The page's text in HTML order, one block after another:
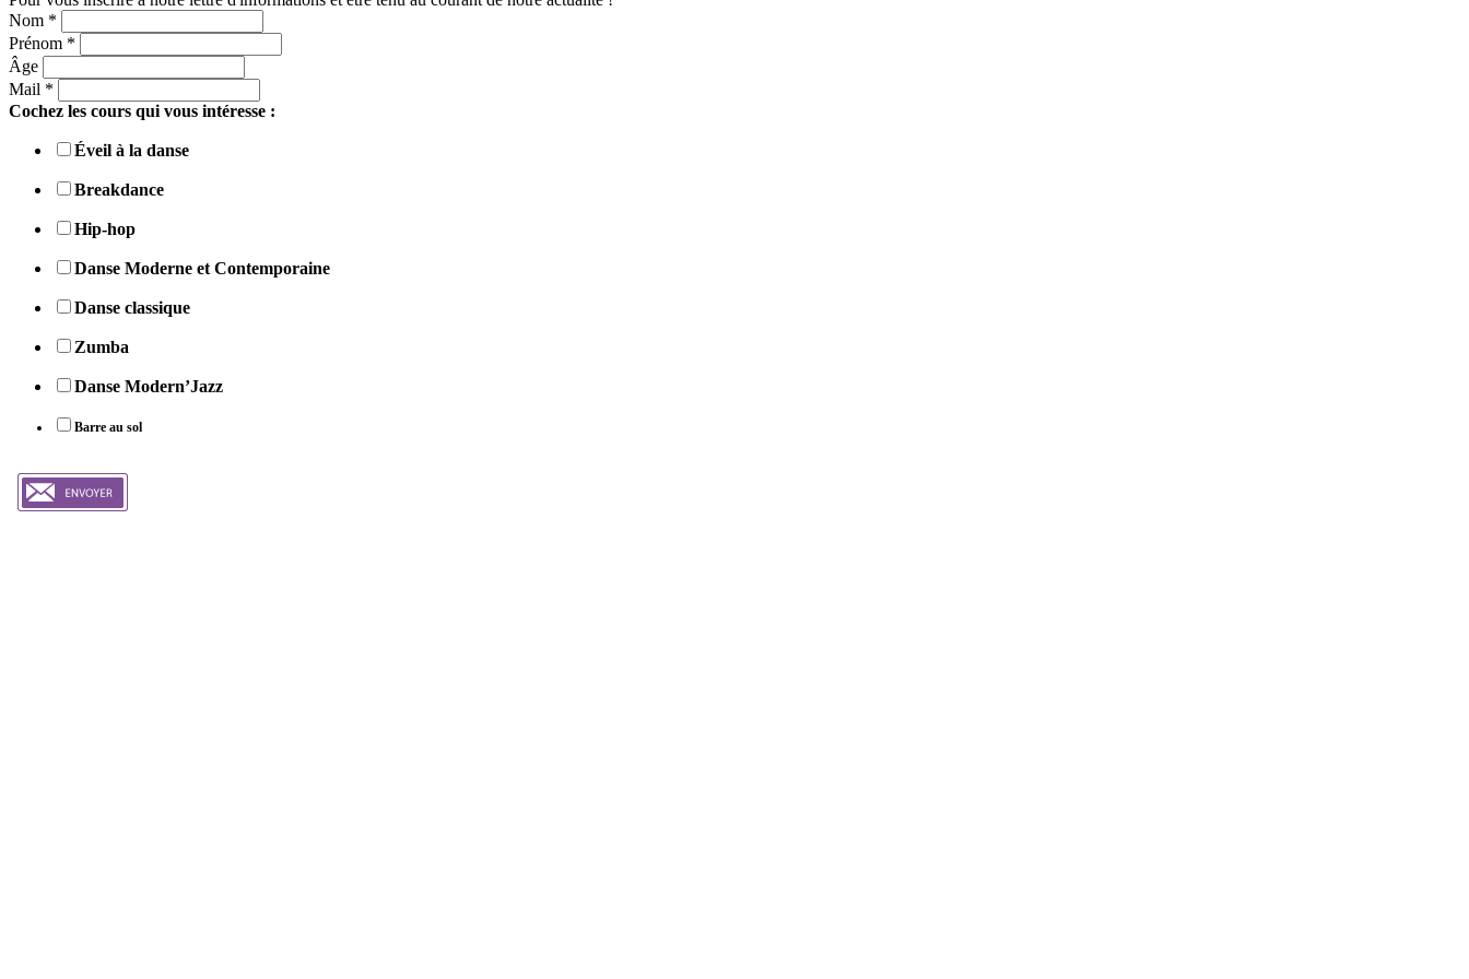
Nom *
Prénom *
Âge
Mail *
Cochez les cours qui vous intéresse :
Éveil à la danse
Breakdance
Hip-hop
Danse Moderne et Contemporaine
Danse classique
Zumba
Danse Modern’Jazz
Barre au sol